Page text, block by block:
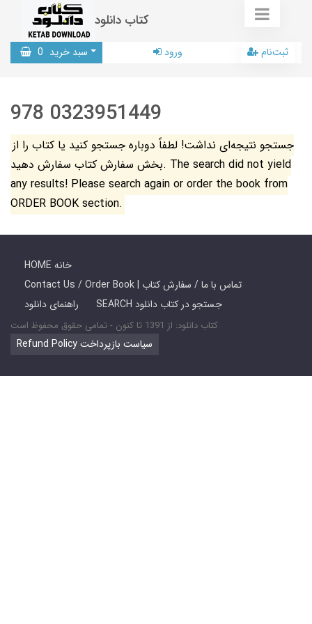
کتاب دانلود
سبد خرید 0 ورود ثبت‌نام
978 0323951449
جستجو نتیجه‌ای نداشت! لطفاً دوباره جستجو کنید یا کتاب را از
بخش سفارش کتاب سفارش دهید. The search did not yield
any results! Please search again or order the book from
ORDER BOOK section.
HOME خانه
Contact Us / Order Book | تماس با ما / سفارش کتاب
راهنمای دانلود
SEARCH جستجو در کتاب دانلود
کتاب دانلود: از 1391 تا کنون - تمامی حقوق محفوظ است
Refund Policy سیاست بازپرداخت